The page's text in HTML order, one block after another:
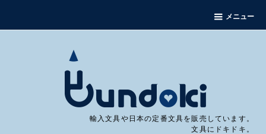
メニュー
輸入文具や日本の定番文具を販売しています。
文具にドキドキ。